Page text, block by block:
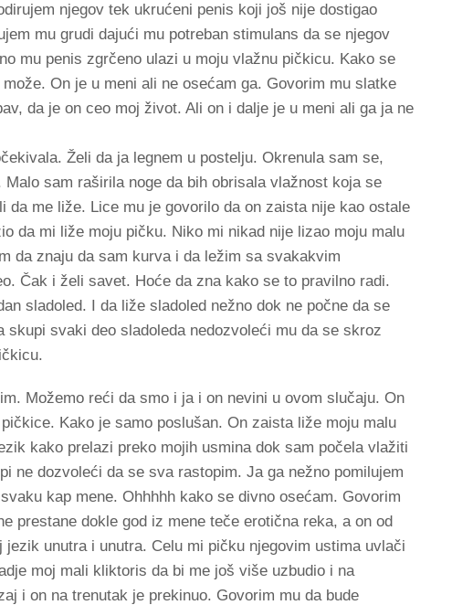
njegov tek ukrućeni penis koji još nije dostigao
mu grudi dajući mu potreban stimulans da se njegov
mu penis zgrčeno ulazi u moju vlažnu pičkicu. Kako se
On je u meni ali ne osećam ga. Govorim mu slatke
da je on ceo moj život. Ali on i dalje je u meni ali ga ja ne
Želi da ja legnem u postelju. Okrenula sam se,
sam raširila noge da bih obrisala vlažnost koja se
da me liže. Lice mu je govorilo da on zaista nije kao ostale
da mi liže moju pičku. Niko mi nikad nije lizao moju malu
da znaju da sam kurva i da ležim sa svakakvim
Čak i želi savet. Hoće da zna kako se to pravilno radi.
sladoled. I da liže sladoled nežno dok ne počne da se
svaki deo sladoleda nedozvoleći mu da se skroz
Možemo reći da smo i ja i on nevini u ovom slučaju. On
Kako je samo poslušan. On zaista liže moju malu
kako prelazi preko mojih usmina dok sam počela vlažiti
ne dozvoleći da se sva rastopim. Ja ga nežno pomilujem
kap mene. Ohhhhh kako se divno osećam. Govorim
prestane dokle god iz mene teče erotična reka, a on od
unutra i unutra. Celu mi pičku njegovim ustima uvlači
moj mali kliktoris da bi me još više uzbudio i na
i on na trenutak je prekinuo. Govorim mu da bude